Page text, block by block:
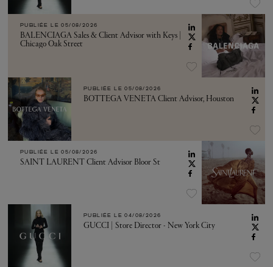
PUBLIÉE LE 05/08/2026
BALENCIAGA Sales & Client Advisor with Keys |
Chicago Oak Street
PUBLIÉE LE 05/08/2026
BOTTEGA VENETA Client Advisor, Houston
PUBLIÉE LE 05/08/2026
SAINT LAURENT Client Advisor Bloor St
PUBLIÉE LE 04/08/2026
GUCCI | Store Director - New York City